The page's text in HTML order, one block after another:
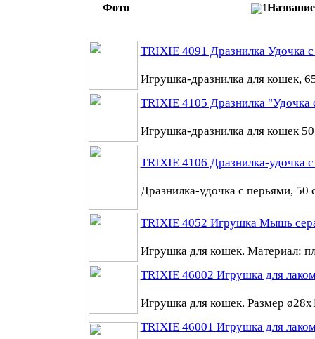
Фото Название
TRIXIE 4091 Дразнилка Удочка
Игрушка-дразнилка для кошек,
TRIXIE 4105 Дразнилка
Игрушка-дразнилка для кошек
TRIXIE 4106 Дразнилка-удочка
Дразнилка-удочка с перьями, 50
TRIXIE 4052 Игрушка Мышь
Игрушка для кошек. Материал:
TRIXIE 46002 Игрушка для
Игрушка для кошек. Размер
TRIXIE 46001 Игрушка для